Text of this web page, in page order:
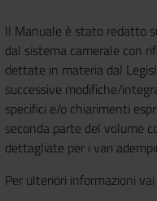
Il Manuale è stato redatto
dal sistema camerale con
dettate in materia dal
successive modifiche/
specifici e/o chiarimenti
seconda parte del volume
dettagliate per i vari
Per ulteriori informazioni vai